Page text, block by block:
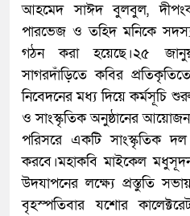
আহমেদ সাঈদ বুলবুল,
পারভেজ ও তহিদ মনিকে
গঠন করা হয়েছে।২৫
সাগরদাঁড়িতে কবির
নিবেদনের মধ্য দিয়ে
ও সাংস্কৃতিক অনুষ্ঠানের
পরিসরে একটি সাংস্কৃতিক
করবে।মহাকবি মাইকেল
উদযাপনের লক্ষ্যে প্রস্তুতি
বৃহস্পতিবার যশোর